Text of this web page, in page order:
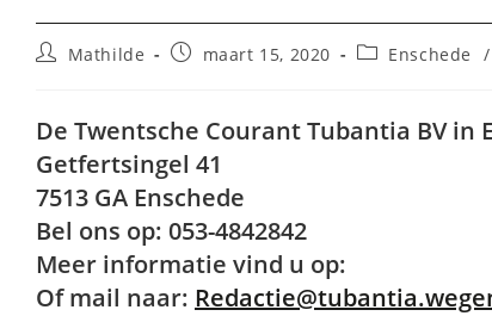
BerichtMathilde
Berichtmaart 15, 2020 Enschede /
De Twentsche Courant Tubantia BV in
Getfertsingel 41
7513 GA Enschede
Bel ons op: 053-4842842
Meer informatie vind u op:
Of mail naar: